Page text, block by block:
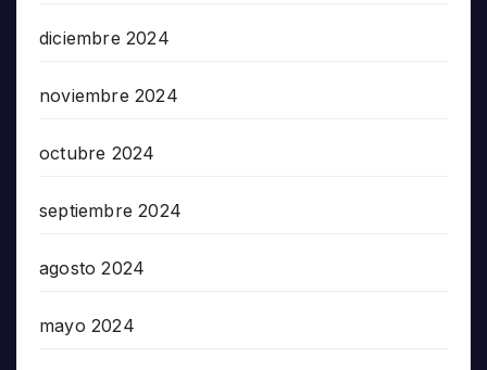
diciembre 2024
noviembre 2024
octubre 2024
septiembre 2024
agosto 2024
mayo 2024